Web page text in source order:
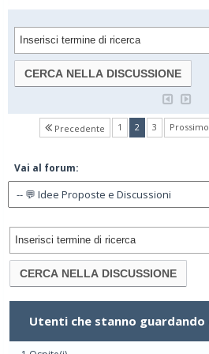
Precedente 1 2(current)
3 Prossimo
Vai al forum:
Utenti che stanno guardando